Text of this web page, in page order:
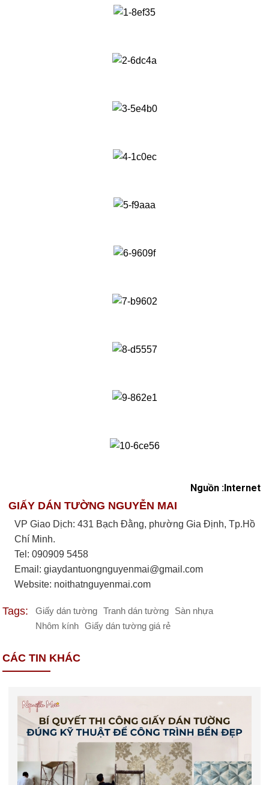
Nguồn :Internet
GIẤY DÁN TƯỜNG NGUYỄN MAI
VP Giao Dịch: 431 Bạch Đằng, phường Gia Định, Tp.Hồ
Chí Minh.
Tel: 090909 5458
Email:giaydantuongnguyenmai@gmail.com
Website: noithatnguyenmai.com
Tags: Giấy dán tường Tranh dán tường
Sàn nhựa
Nhôm kính
Giấy dán tường giá rẻ
CÁC TIN KHÁC